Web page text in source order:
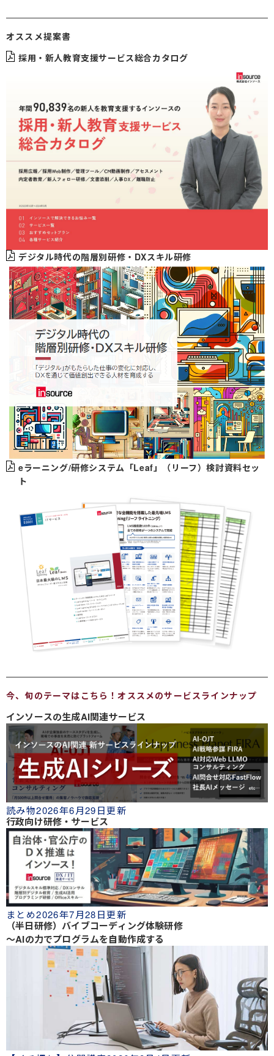
オススメ提案書
採用・新人教育支援サービス総合カタログ
デジタル時代の階層別研修・DXスキル研修
eラーニング/研修システム「Leaf」（リーフ）検討資料セッ
ト
今、旬のテーマはこちら！オススメのサービスラインナップ
インソースの生成AI関連サービス
読み物2026年6月29日更新
行政向け研修・サービス
まとめ2026年7月28日更新
（半日研修）バイブコーディング体験研修
～AIの力でプログラムを自動作成する